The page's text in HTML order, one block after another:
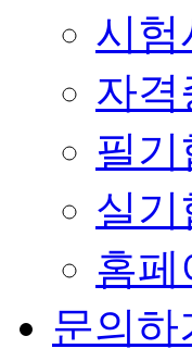
시험
자격
필기
실기
홈페
문의하